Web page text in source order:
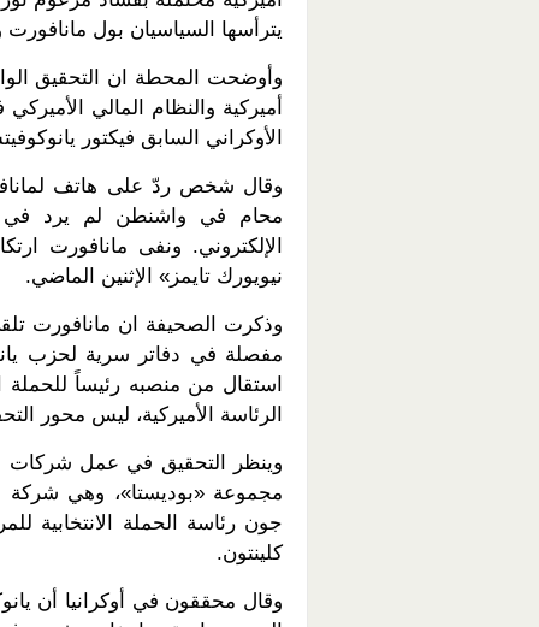
يترأسها السياسيان بول مانافورت
وأوضحت المحطة ان التحقيق
أميركية والنظام المالي
الأوكراني السابق فيكتور
وقال شخص ردّ على هاتف
محام في واشنطن لم يرد في
الإلكتروني. ونفى مانافورت
نيويورك تايمز» الإثنين الماضي.
مفصلة في دفاتر سرية لحزب
استقال من منصبه رئيساً للحملة
الرئاسة الأميركية، ليس محور
وينظر التحقيق في عمل شركات
مجموعة «بوديستا»، وهي شركة
جون رئاسة الحملة الانتخابية
كلينتون.
وقال محققون في أوكرانيا أن